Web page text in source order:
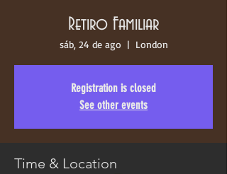
Retiro Familiar
sáb, 24 de ago
  |
London
Registration is closed
See other events
Time & Location